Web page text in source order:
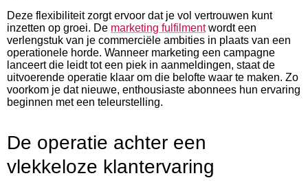
Deze flexibiliteit zorgt ervoor dat je vol vertrouwen kunt
inzetten op groei. De marketing fulfilmentwordt een
verlengstuk van je commerciële ambities in plaats van een
operationele horde. Wanneer marketing een campagne
lanceert die leidt tot een piek in aanmeldingen, staat de
uitvoerende operatie klaar om die belofte waar te maken. Zo
voorkom je dat nieuwe, enthousiaste abonnees hun ervaring
beginnen met een teleurstelling.
De operatie achter een
vlekkeloze klantervaring